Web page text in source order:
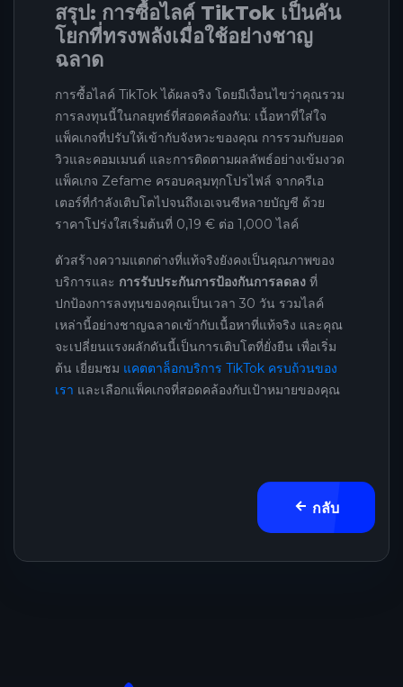
สรุป: การซื้อไลค์ TikTok เป็นคัน
โยกที่ทรงพลังเมื่อใช้อย่างชาญ
ฉลาด
การซื้อไลค์ TikTok ได้ผลจริง โดยมีเงื่อนไขว่าคุณรวม
การลงทุนนี้ในกลยุทธ์ที่สอดคล้องกัน: เนื้อหาที่ใส่ใจ
แพ็คเกจที่ปรับให้เข้ากับจังหวะของคุณ การรวมกับยอด
วิวและคอมเมนต์ และการติดตามผลลัพธ์อย่างเข้มงวด
แพ็คเกจ Zefame ครอบคลุมทุกโปรไฟล์ จากครีเอ
เตอร์ที่กำลังเติบโตไปจนถึงเอเจนซีหลายบัญชี ด้วย
ราคาโปร่งใสเริ่มต้นที่ 0,19 € ต่อ 1,000 ไลค์
ตัวสร้างความแตกต่างที่แท้จริงยังคงเป็นคุณภาพของ
บริการและ การรับประกันการป้องกันการลดลง ที่
ปกป้องการลงทุนของคุณเป็นเวลา 30 วัน รวมไลค์
เหล่านี้อย่างชาญฉลาดเข้ากับเนื้อหาที่แท้จริง และคุณ
จะเปลี่ยนแรงผลักดันนี้เป็นการเติบโตที่ยั่งยืน เพื่อเริ่ม
ต้น เยี่ยมชม แคตตาล็อกบริการ TikTok ครบถ้วนของ
เรา และเลือกแพ็คเกจที่สอดคล้องกับเป้าหมายของคุณ
กลับ